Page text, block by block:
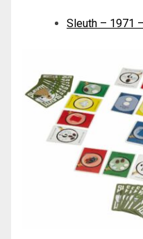
Sleuth – 1971